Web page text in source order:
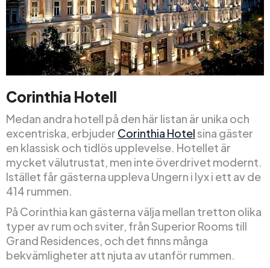
Corinthia Hotell
Medan andra hotell på den här listan är unika och
excentriska, erbjuder Corinthia Hotelsina gäster
en klassisk och tidlös upplevelse. Hotellet är
mycket välutrustat, men inte överdrivet modernt.
Istället får gästerna uppleva Ungern i lyx i ett av de
414 rummen.
På Corinthia kan gästerna välja mellan tretton olika
typer av rum och sviter, från Superior Rooms till
Grand Residences, och det finns många
bekvämligheter att njuta av utanför rummen.